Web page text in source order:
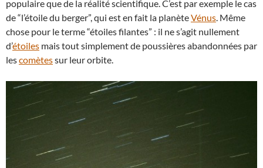
populaire que de la réalité scientifique. C’est par exemple le cas
de “l’étoile du berger”, qui est en fait la planèteVénus. Même
chose pour le terme “étoiles filantes” : il ne s’agit nullement
d’étoiles mais tout simplement de poussières abandonnées par
lescomètessur leur orbite.